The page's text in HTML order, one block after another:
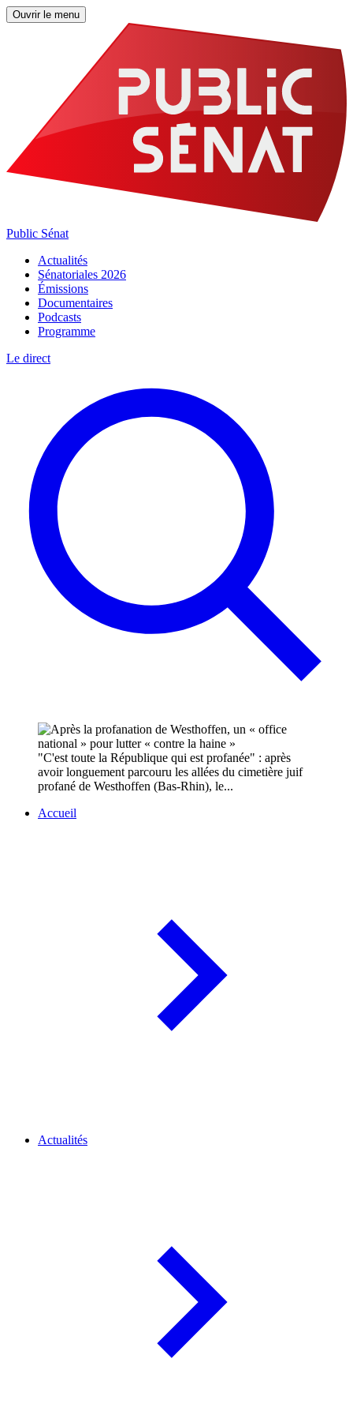
Ouvrir le menu
Public Sénat
Actualités
Sénatoriales 2026
Émissions
Documentaires
Podcasts
Programme
Le direct
"C'est toute la République qui est profanée" : après
avoir longuement parcouru les allées du cimetière juif
profané de Westhoffen (Bas-Rhin), le...
Accueil
Actualités